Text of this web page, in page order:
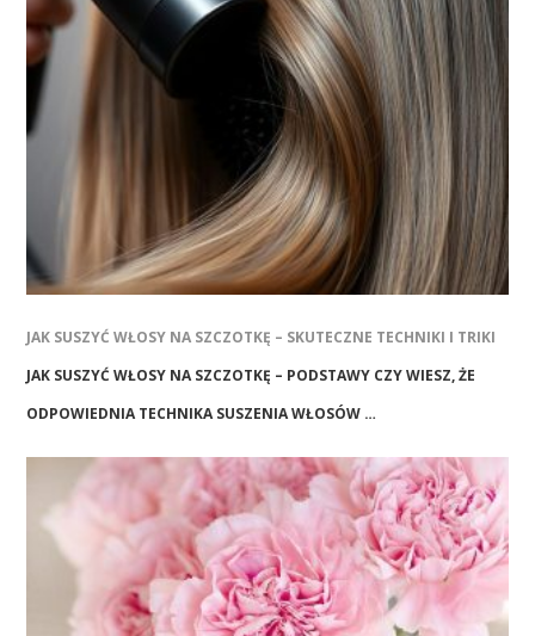
JAK SUSZYĆ WŁOSY NA SZCZOTKĘ – SKUTECZNE TECHNIKI I TRIKI
JAK SUSZYĆ WŁOSY NA SZCZOTKĘ – PODSTAWY CZY WIESZ, ŻE
ODPOWIEDNIA TECHNIKA SUSZENIA WŁOSÓW …